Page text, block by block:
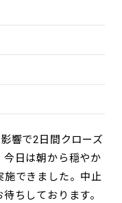
響で2日間クローズ
今日は朝から穏やか
施できました。中止
ちしております。